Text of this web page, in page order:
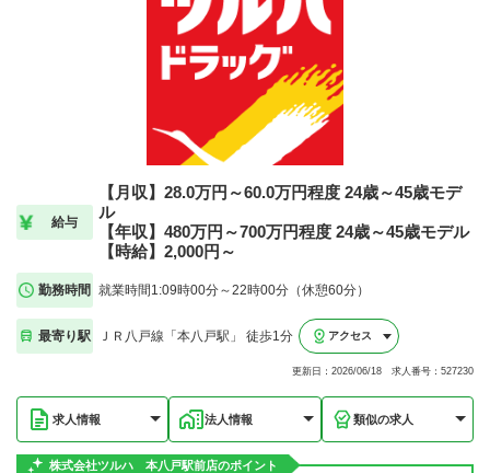
給与
【月収】28.0万円～60.0万円程度 24歳～45歳モデ
ル
【年収】480万円～700万円程度 24歳～45歳モデル
【時給】2,000円～
勤務時間 就業時間1:09時00分～22時00分（休憩60分）
最寄り駅 ＪＲ八戸線「本八戸駅」 徒歩1分 アクセス
更新日：2026/06/18 求人番号：527230
求人情報 法人情報 類似の求人
株式会社ツルハ 本八戸駅前店のポイント